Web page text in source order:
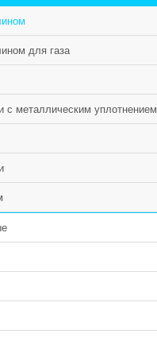
для газа
с металлическим уплотнением